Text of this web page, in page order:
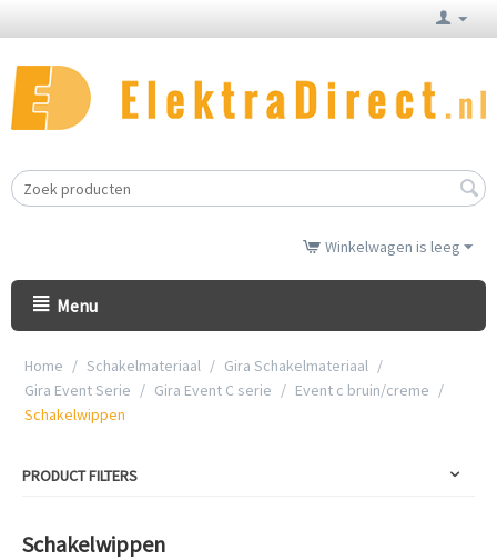
Winkelwagen is leeg
Menu
Home / Schakelmateriaal / Gira Schakelmateriaal /
Gira Event Serie / Gira Event C serie / Event c bruin/creme /
Schakelwippen
PRODUCT FILTERS
Schakelwippen